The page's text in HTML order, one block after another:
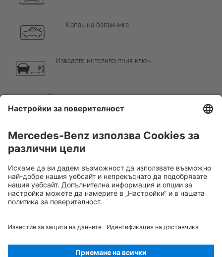
Капак на багажника
Извадете интелигентния ключ
Компонент от климатизацията
Внимание, ниска температура